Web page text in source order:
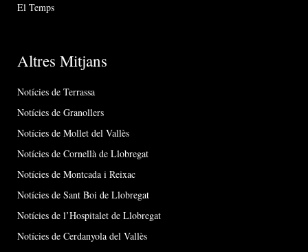
El Temps
Altres Mitjans
Notícies de Terrassa
Notícies de Granollers
Notícies de Mollet del Vallès
Notícies de Cornellà de Llobregat
Notícies de Montcada i Reixac
Notícies de Sant Boi de Llobregat
Notícies de l’Hospitalet de Llobregat
Notícies de Cerdanyola del Vallès